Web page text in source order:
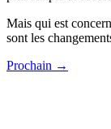
Mais qui est
sont les
Prochain →